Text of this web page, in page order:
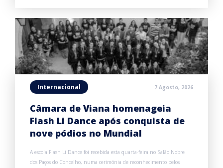
Internacional 7 Agosto, 2026
Câmara de Viana homenageia
Flash Li Dance após conquista de
nove pódios no Mundial
A escola Flash Li Dance foi recebida esta quarta-feira no Salão Nobre
dos Paços do Concelho, numa cerimónia de reconhecimento pelos